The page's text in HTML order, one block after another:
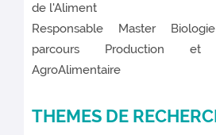
de l'Aliment
Responsable Master
parcours Production
AgroAlimentaire
THEMES DE